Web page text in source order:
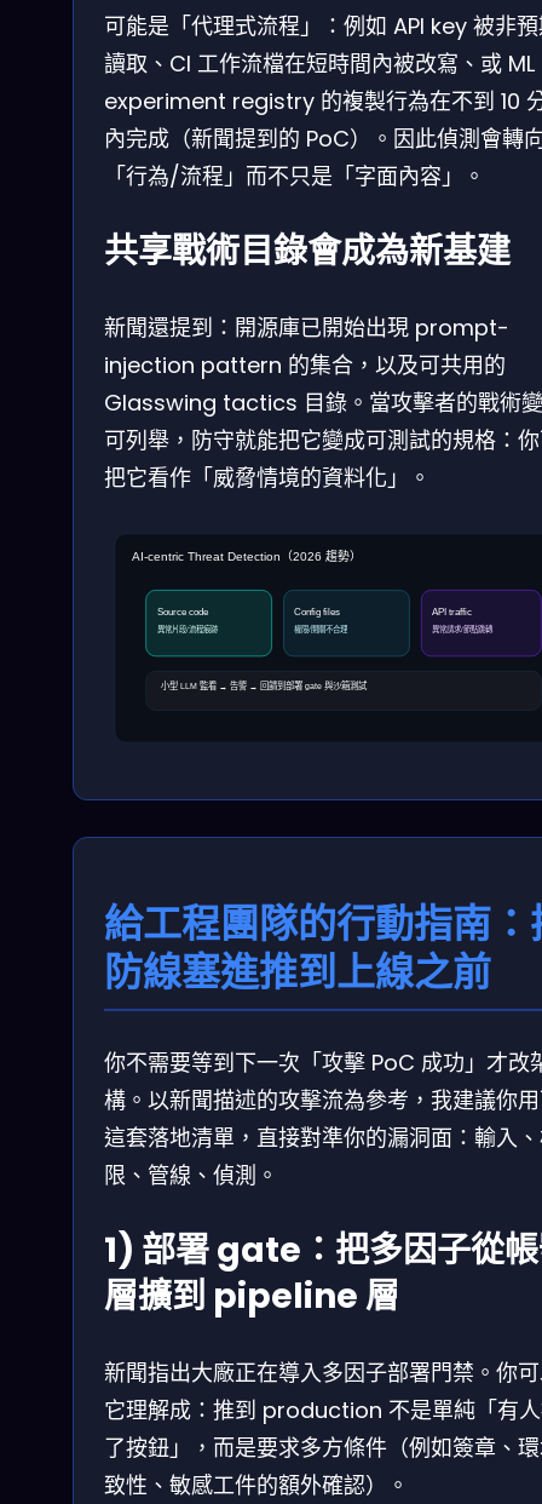
可能是「代理式流程」：例如 API key 被非
讀取、CI 工作流檔在短時間內被改寫、或 ML
experiment registry 的複製行為在不到 10
內完成（新聞提到的 PoC）。因此偵測會轉
「行為/流程」而不只是「字面內容」。
共享戰術目錄會成為新基建
新聞還提到：開源庫已開始出現 prompt-
injection pattern 的集合，以及可共用的
Glasswing tactics 目錄。當攻擊者的戰術
可列舉，防守就能把它變成可測試的規格：
把它看作「威脅情境的資料化」。
AI-centric Threat Detection（2026 趨勢）
Source code
異常片段/流程痕跡
Config files
權限/開關不合理
API traffic
異常請求/節點跳轉
小型 LLM 監看 → 告警 → 回饋到部署 gate 與沙箱測試
給工程團隊的行動指南：
防線塞進推到上線之前
你不需要等到下一次「攻擊 PoC 成功」才改
構。以新聞描述的攻擊流為參考，我建議你
這套落地清單，直接對準你的漏洞面：輸入
限、管線、偵測。
1) 部署 gate：把多因子從
層擴到 pipeline 層
新聞指出大廠正在導入多因子部署門禁。你
它理解成：推到 production 不是單純「有
了按鈕」，而是要求多方條件（例如簽章、
致性、敏感工件的額外確認）。